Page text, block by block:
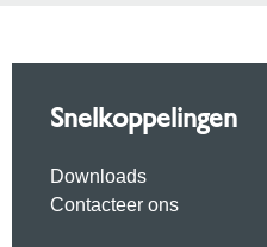
Snelkoppelingen
Downloads
Contacteer ons